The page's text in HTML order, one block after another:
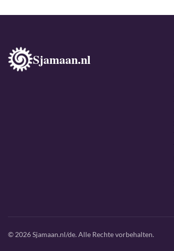
Sjamaan.nl
© 2026 Sjamaan.nl/de. Alle Rechte vorbehalten.